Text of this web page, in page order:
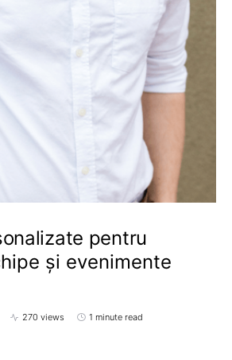
pentru
și evenimente
270 views 1 minute read